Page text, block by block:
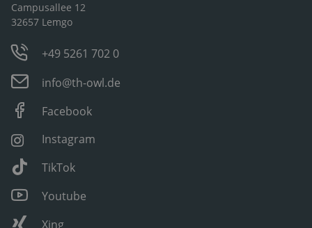
Campusallee 12
32657 Lemgo
+49 5261 702 0
info@th-owl.de
Facebook
Instagram
TikTok
Youtube
Xing